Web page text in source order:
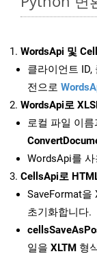
WordsApi 및
클라이언트 ID,
전으로
WordsApi로
로컬 파일 이
WordsApi를
CellsApi로
SaveFormat을
초기화합니다.
일을 XLTM 형